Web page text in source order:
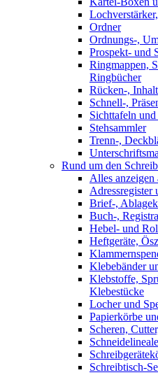
Ordner
Ordnungs-,
Prospekt- und
Ringmappen,
Ringbücher
Rücken-,
Schnell-,
Sichttafeln
Stehsammler
Trenn-,
Rund um den
Alles anzeigen
Adressregister
Brief-,
Buch-,
Hebel- und
Heftgeräte,
Klebebänder
Klebstoffe,
Klebestücke
Locher und
Papierkörbe
Scheren,
Schreibtisch-